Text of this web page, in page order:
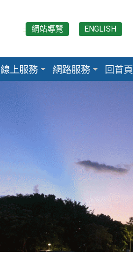
::: 網站導覽 ENGLISH
線上服務 網路服務 回首頁